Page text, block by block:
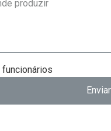
funcionários
Enviar